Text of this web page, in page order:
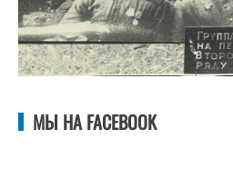
МЫ НА FACEBOOK